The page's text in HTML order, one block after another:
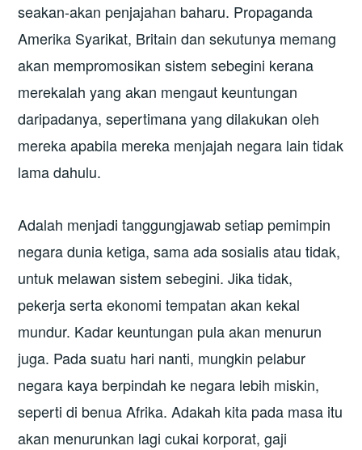
seakan-akan penjajahan baharu. Propaganda
Amerika Syarikat, Britain dan sekutunya memang
akan mempromosikan sistem sebegini kerana
merekalah yang akan mengaut keuntungan
daripadanya, sepertimana yang dilakukan oleh
mereka apabila mereka menjajah negara lain tidak
lama dahulu.
Adalah menjadi tanggungjawab setiap pemimpin
negara dunia ketiga, sama ada sosialis atau tidak,
untuk melawan sistem sebegini. Jika tidak,
pekerja serta ekonomi tempatan akan kekal
mundur. Kadar keuntungan pula akan menurun
juga. Pada suatu hari nanti, mungkin pelabur
negara kaya berpindah ke negara lebih miskin,
seperti di benua Afrika. Adakah kita pada masa itu
akan menurunkan lagi cukai korporat, gaji